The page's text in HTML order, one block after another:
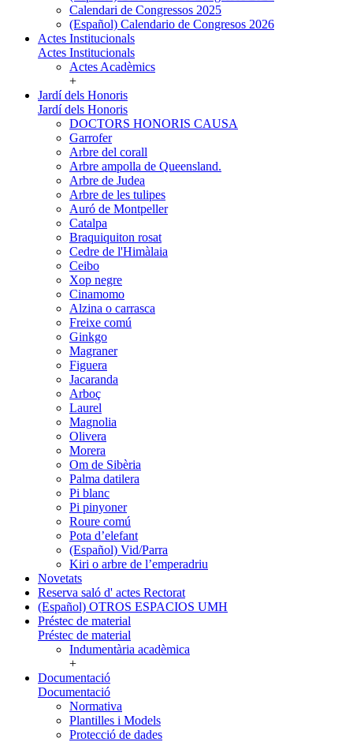
Calendari de Congressos 2025
(Español) Calendario de Congresos 2026
Actes Institucionals
Actes Institucionals
Actes Acadèmics
+
Jardí dels Honoris
Jardí dels Honoris
DOCTORS HONORIS CAUSA
Garrofer
Arbre del corall
Arbre ampolla de Queensland.
Arbre de Judea
Arbre de les tulipes
Auró de Montpeller
Catalpa
Braquiquiton rosat
Cedre de l'Himàlaia
Ceibo
Xop negre
Cinamomo
Alzina o carrasca
Freixe comú
Ginkgo
Magraner
Figuera
Jacaranda
Arboç
Laurel
Magnolia
Olivera
Morera
Om de Sibèria
Palma datilera
Pi blanc
Pi pinyoner
Roure comú
Pota d’elefant
(Español) Vid/Parra
Kiri o arbre de l’emperadriu
Novetats
Reserva saló d' actes Rectorat
(Español) OTROS ESPACIOS UMH
Préstec de material
Préstec de material
Indumentària acadèmica
+
Documentació
Documentació
Normativa
Plantilles i Models
Protecció de dades